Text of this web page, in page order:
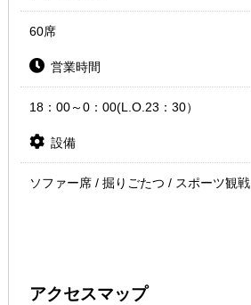
60席
営業時間
18：00～0：00(L.O.23：30）
設備
ソファー席 / 掘りごたつ / スポーツ観戦
アクセスマップ